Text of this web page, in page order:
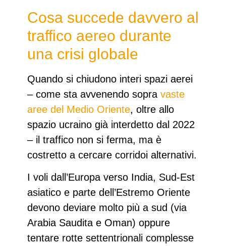
Cosa succede davvero al
traffico aereo durante
una crisi globale
Quando si chiudono interi spazi aerei
– come sta avvenendo sopra vaste
aree del Medio Oriente, oltre allo
spazio ucraino già interdetto dal 2022
– il traffico non si ferma, ma è
costretto a cercare corridoi alternativi.
I voli dall’Europa verso India, Sud‑Est
asiatico e parte dell’Estremo Oriente
devono deviare molto più a sud (via
Arabia Saudita e Oman) oppure
tentare rotte settentrionali complesse